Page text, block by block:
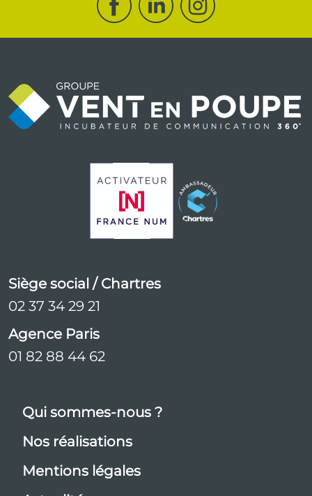
Siège social / Chartres
02 37 34 29 21
Agence Paris
01 82 88 44 62
Qui sommes-nous ?
Nos réalisations
Mentions légales